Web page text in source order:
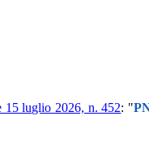
15 luglio 2026, n. 452: "